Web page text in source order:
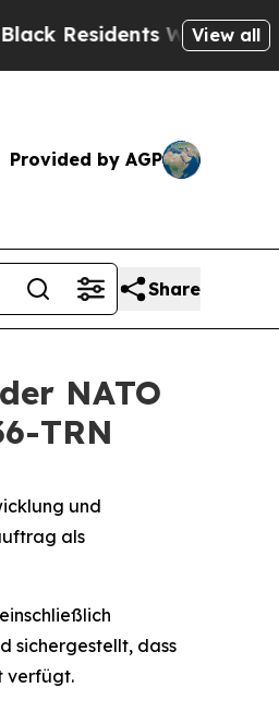
Warned ofView all
Provided by AGP
Share
NATO
TRN
und
als
sichergestellt, dass
verfügt.